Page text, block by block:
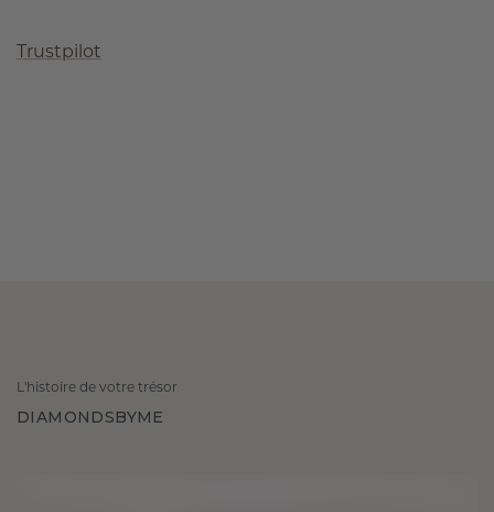
Trustpilot
L'histoire de votre trésor
DIAMONDSBYME